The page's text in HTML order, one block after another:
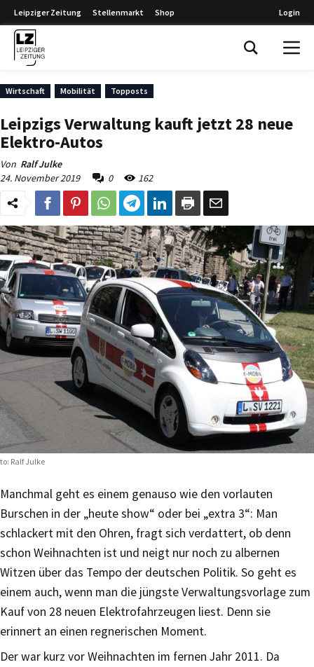
Leipziger Zeitung Stellenmarkt Shop Login
Wirtschaft Mobilität Topposts
Leipzigs Verwaltung kauft jetzt 28 neue
Elektro-Autos
Von Ralf Julke
24. November 2019
0 162
Ralf Julke
Manchmal geht es einem genauso wie den vorlauten
Burschen in der „heute show“ oder bei „extra 3“: Man
schlackert mit den Ohren, fragt sich verdattert, ob denn
schon Weihnachten ist und neigt nur noch zu albernen
Witzen über das Tempo der deutschen Politik. So geht es
einem auch, wenn man die jüngste Verwaltungsvorlage zum
Kauf von 28 neuen Elektrofahrzeugen liest. Denn sie
erinnert an einen regnerischen Moment.
Der war kurz vor Weihnachten im fernen Jahr 2011. Da